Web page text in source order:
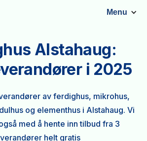
Menu
Alstahaug:
i 2025
av ferdighus, mikrohus,
og elementhus i Alstahaug. Vi
med å hente inn tilbud fra 3
helt gratis